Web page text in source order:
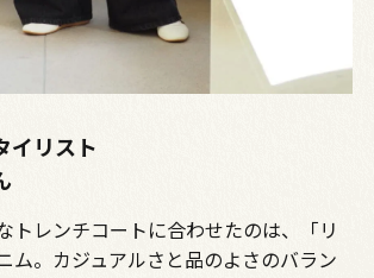
イリスト
トレンチコートに合わせたのは、「リ
ム。カジュアルさと品のよさのバラン